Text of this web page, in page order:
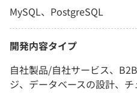
MySQL、PostgreSQL
開発内容タイプ
自社製品/自社サービス、
ジ、データベースの設計、